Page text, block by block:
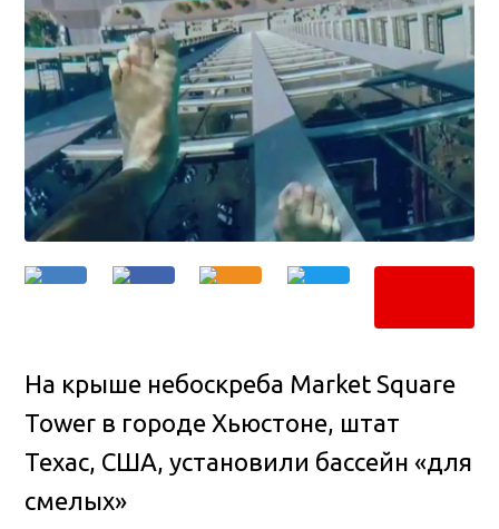
На крыше небоскреба Market Square
Tower в городе Хьюстоне, штат
Техас, США, установили бассейн «для
смелых»